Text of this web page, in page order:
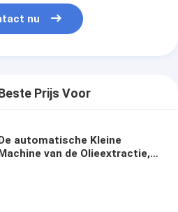
nu
Prijs Voor
automatische Kleine
van de Olieextractie,